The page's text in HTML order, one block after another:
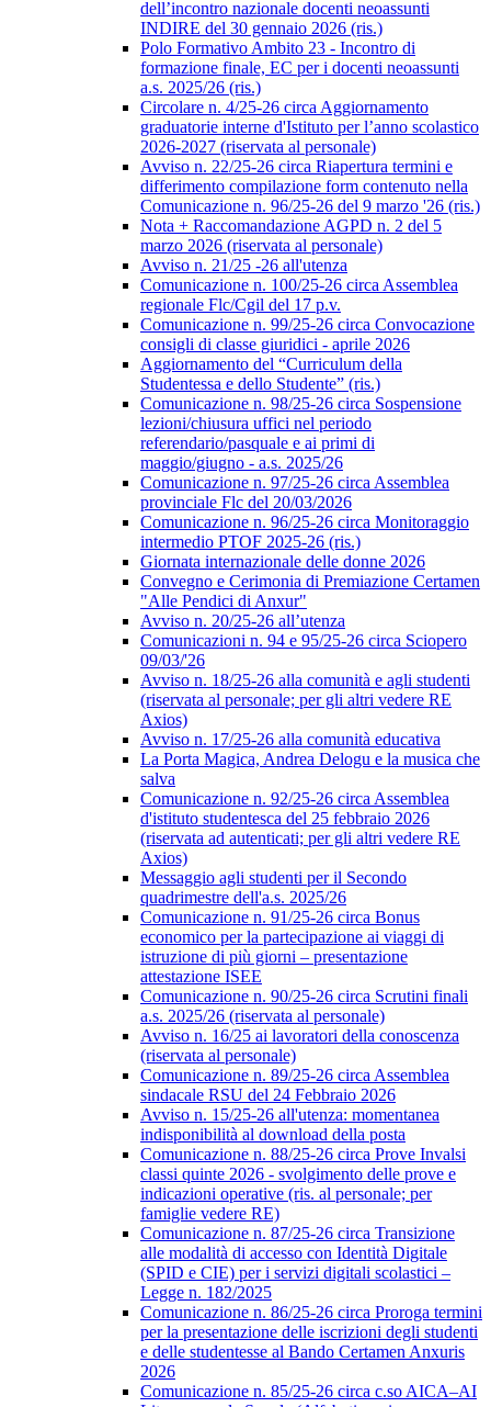
dell’incontro nazionale docenti neoassunti
INDIRE del 30 gennaio 2026 (ris.)
Polo Formativo Ambito 23 - Incontro di
formazione finale, EC per i docenti neoassunti
a.s. 2025/26 (ris.)
Circolare n. 4/25-26 circa Aggiornamento
graduatorie interne d'Istituto per l’anno scolastico
2026-2027 (riservata al personale)
Avviso n. 22/25-26 circa Riapertura termini e
differimento compilazione form contenuto nella
Comunicazione n. 96/25-26 del 9 marzo '26 (ris.)
Nota + Raccomandazione AGPD n. 2 del 5
marzo 2026 (riservata al personale)
Avviso n. 21/25 -26 all'utenza
Comunicazione n. 100/25-26 circa Assemblea
regionale Flc/Cgil del 17 p.v.
Comunicazione n. 99/25-26 circa Convocazione
consigli di classe giuridici - aprile 2026
Aggiornamento del “Curriculum della
Studentessa e dello Studente” (ris.)
Comunicazione n. 98/25-26 circa Sospensione
lezioni/chiusura uffici nel periodo
referendario/pasquale e ai primi di
maggio/giugno - a.s. 2025/26
Comunicazione n. 97/25-26 circa Assemblea
provinciale Flc del 20/03/2026
Comunicazione n. 96/25-26 circa Monitoraggio
intermedio PTOF 2025-26 (ris.)
Giornata internazionale delle donne 2026
Convegno e Cerimonia di Premiazione Certamen
"Alle Pendici di Anxur"
Avviso n. 20/25-26 all’utenza
Comunicazioni n. 94 e 95/25-26 circa Sciopero
09/03/'26
Avviso n. 18/25-26 alla comunità e agli studenti
(riservata al personale; per gli altri vedere RE
Axios)
Avviso n. 17/25-26 alla comunità educativa
La Porta Magica, Andrea Delogu e la musica che
salva
Comunicazione n. 92/25-26 circa Assemblea
d'istituto studentesca del 25 febbraio 2026
(riservata ad autenticati; per gli altri vedere RE
Axios)
Messaggio agli studenti per il Secondo
quadrimestre dell'a.s. 2025/26
Comunicazione n. 91/25-26 circa Bonus
economico per la partecipazione ai viaggi di
istruzione di più giorni – presentazione
attestazione ISEE
Comunicazione n. 90/25-26 circa Scrutini finali
a.s. 2025/26 (riservata al personale)
Avviso n. 16/25 ai lavoratori della conoscenza
(riservata al personale)
Comunicazione n. 89/25-26 circa Assemblea
sindacale RSU del 24 Febbraio 2026
Avviso n. 15/25-26 all'utenza: momentanea
indisponibilità al download della posta
Comunicazione n. 88/25-26 circa Prove Invalsi
classi quinte 2026 - svolgimento delle prove e
indicazioni operative (ris. al personale; per
famiglie vedere RE)
Comunicazione n. 87/25-26 circa Transizione
alle modalità di accesso con Identità Digitale
(SPID e CIE) per i servizi digitali scolastici –
Legge n. 182/2025
Comunicazione n. 86/25-26 circa Proroga termini
per la presentazione delle iscrizioni degli studenti
e delle studentesse al Bando Certamen Anxuris
2026
Comunicazione n. 85/25-26 circa c.so AICA–AI